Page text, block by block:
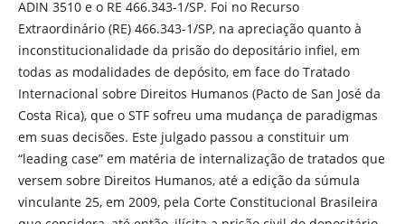
ADIN 3510 e o RE 466.343-1/SP. Foi no Recurso
Extraordinário (RE) 466.343-1/SP, na apreciação quanto à
inconstitucionalidade da prisão do depositário infiel, em
todas as modalidades de depósito, em face do Tratado
Internacional sobre Direitos Humanos (Pacto de San José da
Costa Rica), que o STF sofreu uma mudança de paradigmas
em suas decisões. Este julgado passou a constituir um
“leading case” em matéria de internalização de tratados que
versem sobre Direitos Humanos, até a edição da súmula
vinculante 25, em 2009, pela Corte Constitucional Brasileira